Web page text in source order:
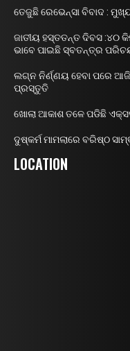
ତେଜୁଛି ରେଭେନ୍ସା ବିବାଦ :
ଜାତୀୟ ହସ୍ତତନ୍ତ ଦିବସ :୪୦
ଭାବେ ପାଇଛି ସ୍ବତନ୍ତ୍ର
ଲଗ୍ନ ନିର୍ଣ୍ଣୟ ହେବା ପରେ
ପ୍ରସ୍ତୁତି
ଖୋଲା ଆକାଶ ତଳେ ପଡିଛି
ଦୁଷ୍କର୍ମ ମାମଲାରେ ବରିଷ୍ଠ
LOCATION